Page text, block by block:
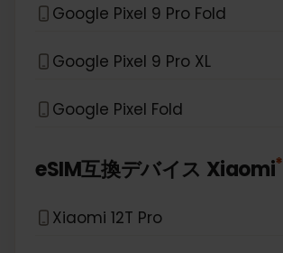
Google Pixel 9 Pro Fold
Google Pixel 9 Pro XL
Google Pixel Fold
eSIM互換デバイス Xiaomi*
Xiaomi 12T Pro